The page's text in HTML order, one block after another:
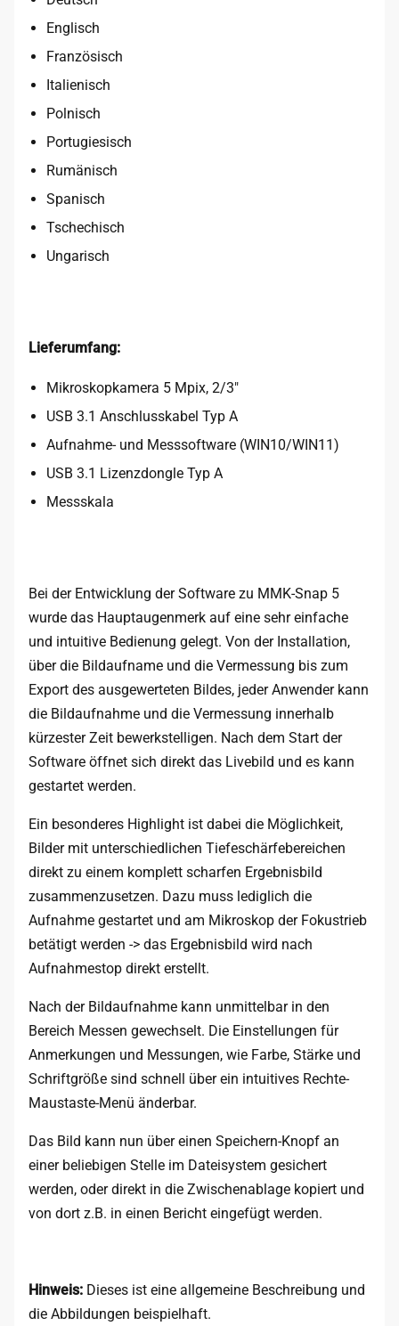
Englisch
Französisch
Italienisch
Polnisch
Portugiesisch
Rumänisch
Spanisch
Tschechisch
Ungarisch
Lieferumfang:
Mikroskopkamera 5 Mpix, 2/3″
USB 3.1 Anschlusskabel Typ A
Aufnahme- und Messsoftware (WIN10/WIN11)
USB 3.1 Lizenzdongle Typ A
Messskala
Bei der Entwicklung der Software zu MMK-Snap 5
wurde das Hauptaugenmerk auf eine sehr einfache
und intuitive Bedienung gelegt. Von der Installation,
über die Bildaufname und die Vermessung bis zum
Export des ausgewerteten Bildes, jeder Anwender kann
die Bildaufnahme und die Vermessung innerhalb
kürzester Zeit bewerkstelligen. Nach dem Start der
Software öffnet sich direkt das Livebild und es kann
gestartet werden.
Ein besonderes Highlight ist dabei die Möglichkeit,
Bilder mit unterschiedlichen Tiefeschärfebereichen
direkt zu einem komplett scharfen Ergebnisbild
zusammenzusetzen. Dazu muss lediglich die
Aufnahme gestartet und am Mikroskop der Fokustrieb
betätigt werden -> das Ergebnisbild wird nach
Aufnahmestop direkt erstellt.
Nach der Bildaufnahme kann unmittelbar in den
Bereich Messen gewechselt. Die Einstellungen für
Anmerkungen und Messungen, wie Farbe, Stärke und
Schriftgröße sind schnell über ein intuitives Rechte-
Maustaste-Menü änderbar.
Das Bild kann nun über einen Speichern-Knopf an
einer beliebigen Stelle im Dateisystem gesichert
werden, oder direkt in die Zwischenablage kopiert und
von dort z.B. in einen Bericht eingefügt werden.
Hinweis: Dieses ist eine allgemeine Beschreibung und
die Abbildungen beispielhaft.